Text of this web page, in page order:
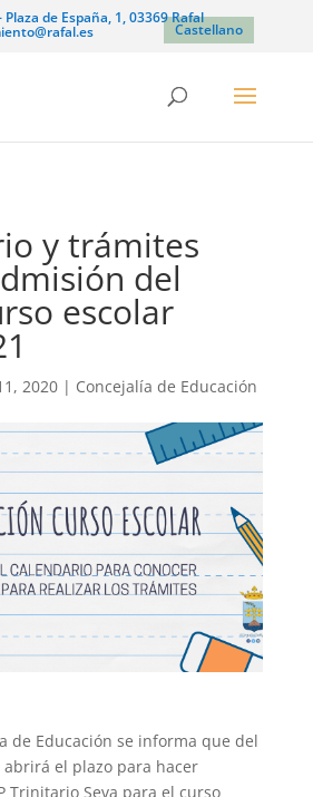
de España, 1, 03369 Rafal
Castellano
y trámites
del
escolar
2020| Concejalía de Educación
de Educación se informa que del
el plazo para hacer
Trinitario Seva para el curso